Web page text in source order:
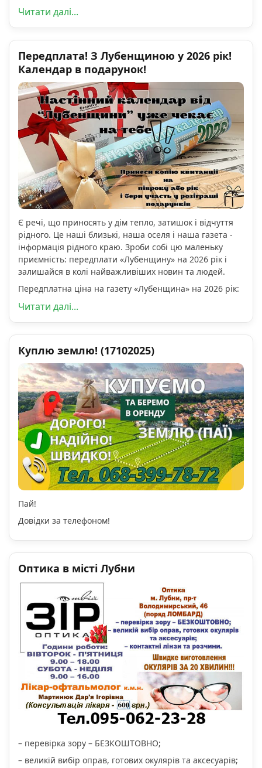
Читати далі...
Передплата! З Лубенщиною у 2026 рік!
Календар в подарунок!
Є речі, що приносять у дім тепло, затишок і відчуття
рідного. Це наші близькі, наша оселя і наша газета -
інформація рідного краю. Зроби собі цю маленьку
приємність: передплати «Лубенщину» на 2026 рік і
залишайся в колі найважливіших новин та людей.
Передплатна ціна на газету «Лубенщина» на 2026 рік:
Читати далі...
Куплю землю! (17102025)
Пай!
Довідки за телефоном!
Оптика в місті Лубни
– перевірка зору – БЕЗКОШТОВНО;
– великій вибір оправ, готових окулярів та аксесуарів;